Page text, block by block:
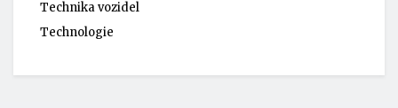
Technika vozidel
Technologie